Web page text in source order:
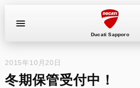
Ducati Sapporo
イベント
2015年10月20日
冬期保管受付中！